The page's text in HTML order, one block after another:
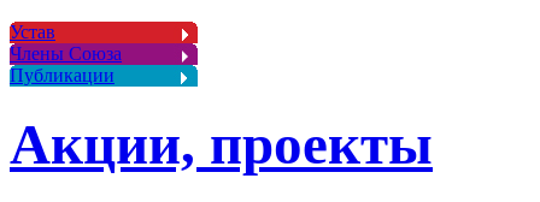
Устав
Члены Союза
Публикации
Акции, проекты